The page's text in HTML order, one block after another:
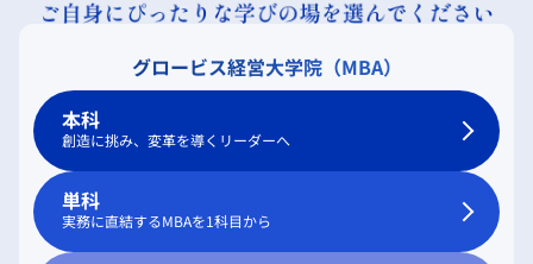
グロービス経営大学院（MBA）
本科
創造に挑み、変革を導くリーダーへ
単科
実務に直結するMBAを1科目から